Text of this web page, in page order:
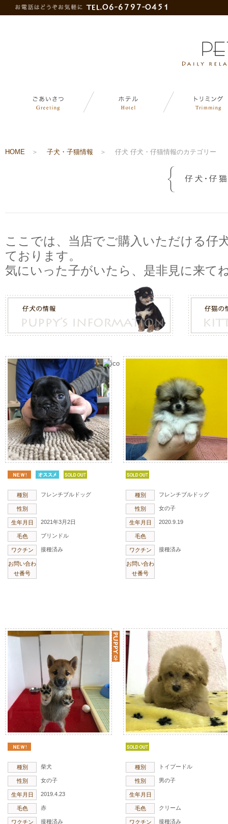
HOME ＞ 子犬・子猫情報 ＞ 仔犬 仔犬・仔猫情報のカテゴリー
ここでは、当店でご購入いただける仔
ております。
気にいった子がいたら、是非見に来て
種別 フレンチブルドッグ
性別
生年月日 2021年3月2日
毛色 ブリンドル
ワクチン 接種済み
お問い合わ
せ番号
種別 フレンチブルドッグ
性別 女の子
生年月日 2020.9.19
毛色
ワクチン 接種済み
お問い合わ
せ番号
種別 柴犬
性別 女の子
生年月日 2019.4.23
毛色 赤
ワクチン 接種済み
種別 トイプードル
性別 男の子
生年月日
毛色 クリーム
ワクチン 接種済み